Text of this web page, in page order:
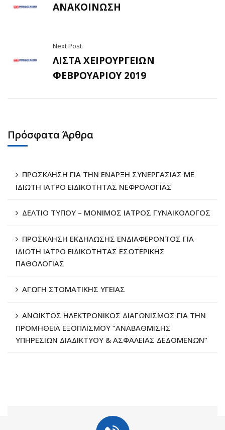
ΑΝΑΚΟΙΝΩΣΗ
Next Post
ΛΙΣΤΑ ΧΕΙΡΟΥΡΓΕΙΩΝ
ΦΕΒΡΟΥΑΡΙΟΥ 2019
Πρόσφατα Άρθρα
ΠΡΟΣΚΛΗΣΗ ΓΙΑ ΤΗΝ ΕΝΑΡΞΗ ΣΥΝΕΡΓΑΣΙΑΣ ΜΕ
ΙΔΙΩΤΗ ΙΑΤΡΟ ΕΙΔΙΚΟΤΗΤΑΣ ΝΕΦΡΟΛΟΓΙΑΣ
ΔΕΛΤΙΟ ΤΥΠΟΥ – ΜΟΝΙΜΟΣ ΙΑΤΡΟΣ ΓΥΝΑΙΚΟΛΟΓΟΣ
ΠΡΟΣΚΛΗΣΗ ΕΚΔΗΛΩΣΗΣ ΕΝΔΙΑΦΕΡΟΝΤΟΣ ΓΙΑ
ΙΔΙΩΤΗ ΙΑΤΡΟ ΕΙΔΙΚΟΤΗΤΑΣ ΕΣΩΤΕΡΙΚΗΣ
ΠΑΘΟΛΟΓΙΑΣ
ΑΓΩΓΗ ΣΤΟΜΑΤΙΚΗΣ ΥΓΕΙΑΣ
ΑΝΟΙΚΤΟΣ ΗΛΕΚΤΡΟΝΙΚΟΣ ΔΙΑΓΩΝΙΣΜΟΣ ΓΙΑ ΤΗΝ
ΠΡΟΜΗΘΕΙΑ ΕΞΟΠΛΙΣΜΟΥ “ΑΝΑΒΑΘΜΙΣΗΣ
ΥΠΗΡΕΣΙΩΝ ΔΙΑΔΙΚΤΥΟΥ & ΑΣΦΑΛΕΙΑΣ ΔΕΔΟΜΕΝΩΝ”